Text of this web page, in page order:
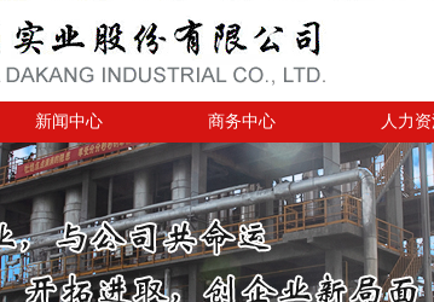
新闻中心 商务中心 人力